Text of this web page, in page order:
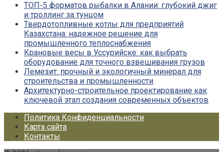
ТОП-5 форматов рыбалки в Алании: глубокий джиг
и троллинг за тунцом
Твердотопливные котлы для предприятий
Казахстана: надежное решение для
промышленного теплоснабжения
Крановые весы в Уссурийске: как выбрать
оборудование для точного взвешивания грузов
Лемезит: прочный и экологичный минерал для
строительства и промышленности
Архитектурно-строительное проектирование как
ключевой этап создания современных объектов
Политика Конфиденциальности
Карта сайта
Контакты